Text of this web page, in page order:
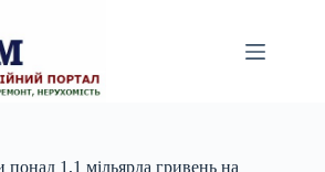
понад 1,1 мільярда гривень на